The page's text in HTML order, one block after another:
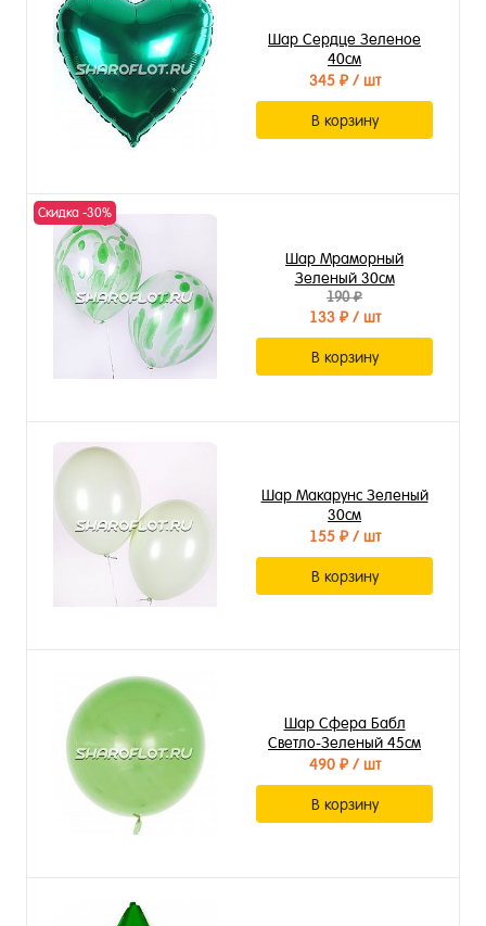
Шар Сердце Зеленое
40см
345 ₽/ шт
В корзину
Скидка -30%
Шар Мраморный
Зеленый 30см
190 ₽
133 ₽/ шт
В корзину
Шар Макарунс Зеленый
30см
155 ₽/ шт
В корзину
Шар Сфера Бабл
Светло-Зеленый 45см
490 ₽/ шт
В корзину